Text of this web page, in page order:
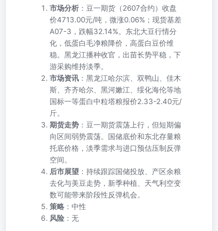
市场分析 ：豆一期货（2607合约）收盘
价4713.00元/吨，微涨0.06%；现货基差
A07-3，跌幅32.14%。东北大豆行情分
化，低蛋白毛净粮降价，高蛋白豆价维
稳。黑龙江播种收官，出苗长势平稳，下
游采购维持淡季。
市场资讯 ：黑龙江哈尔滨、双鸭山、佳木
斯、齐齐哈尔、黑河嫩江、绥化海伦等地
国标一等蛋白中粒塔粮报价2.33-2.40元/
斤。
期货走势 ：豆一期货震荡上行，但短期偏
向区间弱势震荡。国储底价和东北存量粮
托底价格，淡季需求与进口预估压制反弹
空间。
后市展望 ：持续跟踪国储投放、产区余粮
去化与美豆走势，新季种植、天气利空变
数可能带来阶段性反弹机会。
策略 ：中性
风险 ：无